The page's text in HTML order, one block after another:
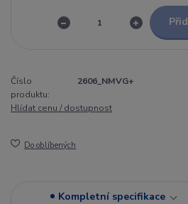
Číslo
produktu:
2606_NMVG+
Hlídat cenu / dostupnost
Do oblíbených
Kompletní specifikace